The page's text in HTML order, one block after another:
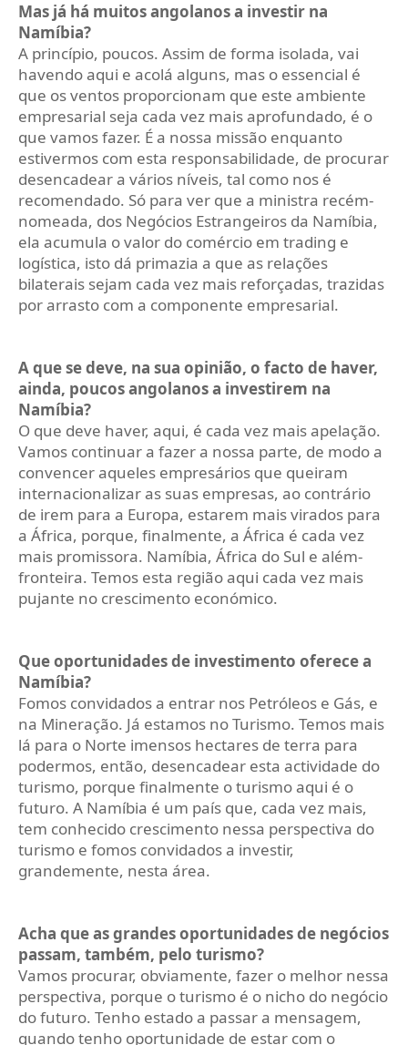
Mas já há muitos angolanos a investir na
Namíbia?
A princípio, poucos. Assim de forma isolada, vai
havendo aqui e acolá alguns, mas o essencial é
que os ventos proporcionam que este ambiente
empresarial seja cada vez mais aprofundado, é o
que vamos fazer. É a nossa missão enquanto
estivermos com esta responsabilidade, de procurar
desencadear a vários níveis, tal como nos é
recomendado. Só para ver que a ministra recém-
nomeada, dos Negócios Estrangeiros da Namíbia,
ela acumula o valor do comércio em trading e
logística, isto dá primazia a que as relações
bilaterais sejam cada vez mais reforçadas, trazidas
por arrasto com a componente empresarial.
A que se deve, na sua opinião, o facto de haver,
ainda, poucos angolanos a investirem na
Namíbia?
O que deve haver, aqui, é cada vez mais apelação.
Vamos continuar a fazer a nossa parte, de modo a
convencer aqueles empresários que queiram
internacionalizar as suas empresas, ao contrário
de irem para a Europa, estarem mais virados para
a África, porque, finalmente, a África é cada vez
mais promissora. Namíbia, África do Sul e além-
fronteira. Temos esta região aqui cada vez mais
pujante no crescimento económico.
Que oportunidades de investimento oferece a
Namíbia?
Fomos convidados a entrar nos Petróleos e Gás, e
na Mineração. Já estamos no Turismo. Temos mais
lá para o Norte imensos hectares de terra para
podermos, então, desencadear esta actividade do
turismo, porque finalmente o turismo aqui é o
futuro. A Namíbia é um país que, cada vez mais,
tem conhecido crescimento nessa perspectiva do
turismo e fomos convidados a investir,
grandemente, nesta área.
Acha que as grandes oportunidades de negócios
passam, também, pelo turismo?
Vamos procurar, obviamente, fazer o melhor nessa
perspectiva, porque o turismo é o nicho do negócio
do futuro. Tenho estado a passar a mensagem,
quando tenho oportunidade de estar com o